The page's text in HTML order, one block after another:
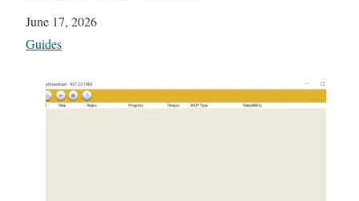
Date
June 17, 2026
In relation to
Guides